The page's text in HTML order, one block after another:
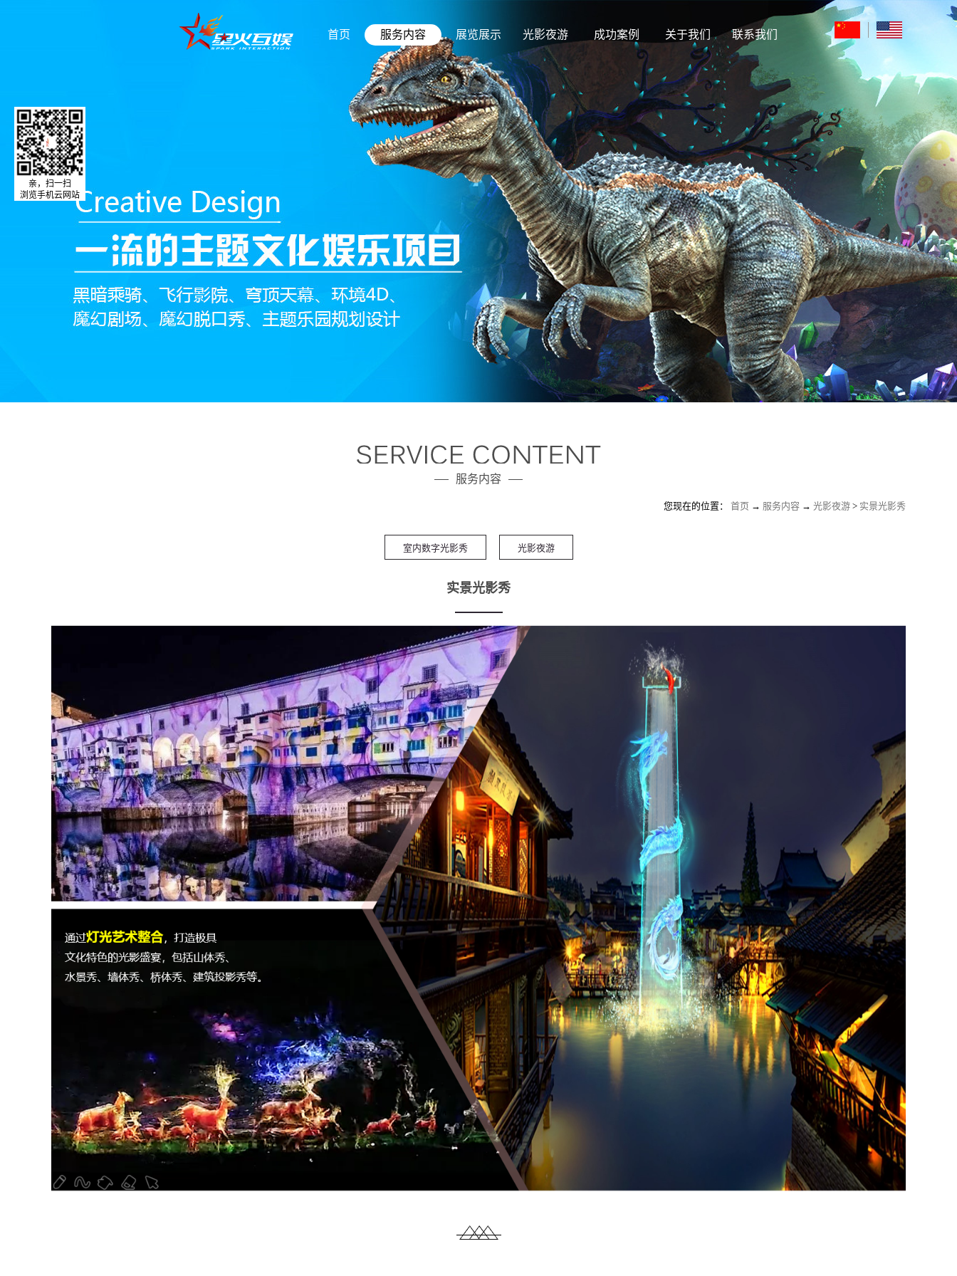
首页 服务内容 展览展示 光影夜游 成功案例 关于我们 联系我们
服务内容
您现在的位置： 首页 → 服务内容 → 光影夜游 > 实景光影秀
室内数字光影秀 光影夜游
实景光影秀
亲，扫一扫
浏览手机云网站